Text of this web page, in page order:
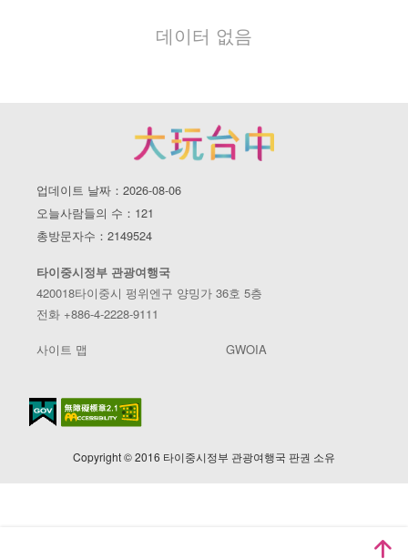
데이터 없음
업데이트 날짜：2026-08-06
오늘사람들의 수：121
총방문자수：2149524
타이중시정부 관광여행국
420018타이중시 펑위엔구 양밍가 36호 5층
전화 +886-4-2228-9111
사이트 맵 GWOIA
Copyright © 2016 타이중시정부 관광여행국 판권 소유